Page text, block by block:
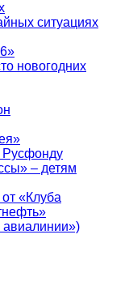
ситуациях
новогодних
Русфонду
– детям
«Клуба
авиалинии»)